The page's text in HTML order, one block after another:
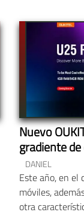
Nuevo
gradiente
DANIEL
Este año, en el
móviles,
otra